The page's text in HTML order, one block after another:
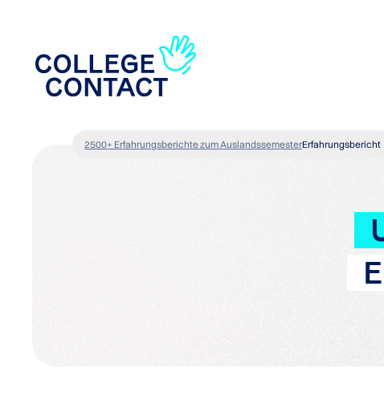
2500+ Erfahrungsberichte zum AuslandssemesterErfahrungsbericht